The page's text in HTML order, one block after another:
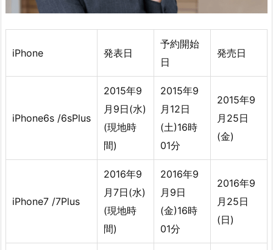
iPhone 発表日
予約開始
日
発売日
iPhone6s /6sPlus
2015年9
月9日(水)
(現地時
間)
2015年9
月12日
(土)16時
01分
2015年9
月25日
(金)
iPhone7 /7Plus
2016年9
月7日(水)
(現地時
間)
2016年9
月9日
(金)16時
01分
2016年9
月25日
(日)